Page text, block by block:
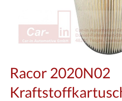
Racor 2020N02